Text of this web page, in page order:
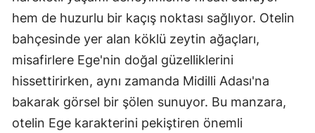
hem de huzurlu bir kaçış noktası sağlıyor. Otelin
bahçesinde yer alan köklü zeytin ağaçları,
misafirlere Ege'nin doğal güzelliklerini
hissettirirken, aynı zamanda Midilli Adası'na
bakarak görsel bir şölen sunuyor. Bu manzara,
otelin Ege karakterini pekiştiren önemli